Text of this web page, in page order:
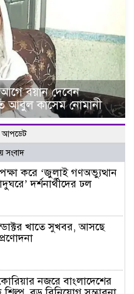
বয়ান দেবেন
আবুল কাসেম নোমানী
আপডেট
সংবাদ
করে ‘জুলাই গণঅভ্যুত্থান
দর্শনার্থীদের ঢল
খাতে সুখবর, আসছে
নজরে বাংলাদেশের